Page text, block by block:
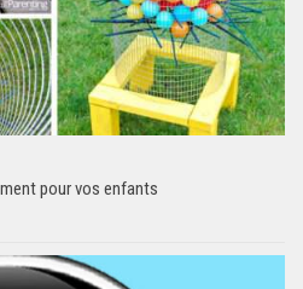
pour vos enfants